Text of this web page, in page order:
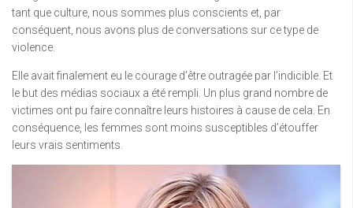
tant que culture, nous sommes plus conscients et, par
conséquent, nous avons plus de conversations sur ce type de
violence.
Elle avait finalement eu le courage d’être outragée par l’indicible. Et
le but des médias sociaux a été rempli. Un plus grand nombre de
victimes ont pu faire connaître leurs histoires à cause de cela. En
conséquence, les femmes sont moins susceptibles d’étouffer
leurs vrais sentiments.